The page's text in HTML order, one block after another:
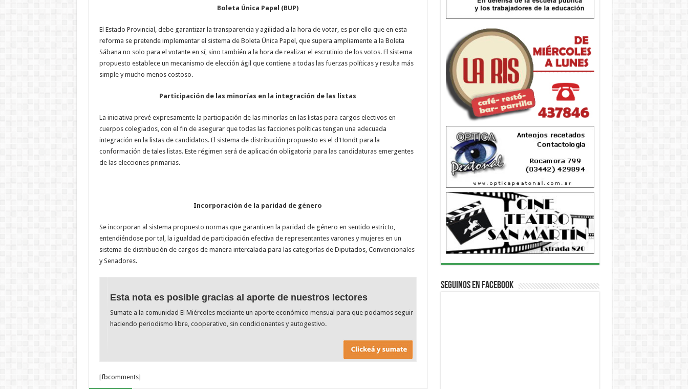
Boleta Única Papel (BUP)
El Estado Provincial, debe garantizar la transparencia y agilidad a la hora de votar, es por ello que en esta
reforma se pretende implementar el sistema de Boleta Única Papel, que supera ampliamente a la Boleta
Sábana no solo para el votante en sí, sino también a la hora de realizar el escrutinio de los votos. El sistema
propuesto establece un mecanismo de elección ágil que contiene a todas las fuerzas políticas y resulta más
simple y mucho menos costoso.
Participación de las minorías en la integración de las listas
La iniciativa prevé expresamente la participación de las minorías en las listas para cargos electivos en
cuerpos colegiados, con el fin de asegurar que todas las facciones políticas tengan una adecuada
integración en la listas de candidatos. El sistema de distribución propuesto es el d'Hondt para la
conformación de tales listas. Este régimen será de aplicación obligatoria para las candidaturas emergentes
de las elecciones primarias.
Incorporación de la paridad de género
Se incorporan al sistema propuesto normas que garanticen la paridad de género en sentido estricto,
entendiéndose por tal, la igualdad de participación efectiva de representantes varones y mujeres en un
sistema de distribución de cargos de manera intercalada para las categorías de Diputados, Convencionales
y Senadores.
Esta nota es posible gracias al aporte de nuestros lectores
Sumate a la comunidad El Miércoles mediante un aporte económico mensual para que podamos seguir
haciendo periodismo libre, cooperativo, sin condicionantes y autogestivo.
[fbcomments]
Seguinos en Facebook